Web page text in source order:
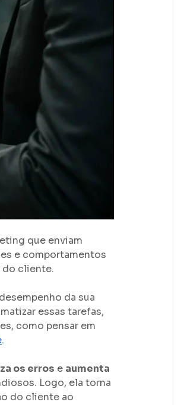
que enviam
e comportamentos
do cliente.
da sua
essas tarefas,
como pensar em
.
os erros e aumenta
Logo, ela torna
do cliente ao